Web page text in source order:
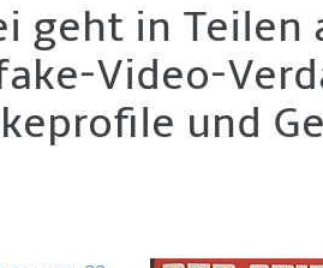
geht in Teilen
Video-
und